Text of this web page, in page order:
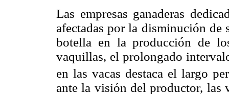
Las empresas ganaderas
afectadas por la disminución
botella en la producción de
vaquillas, el prolongado
en las vacas destaca el largo
ante la visión del productor, las